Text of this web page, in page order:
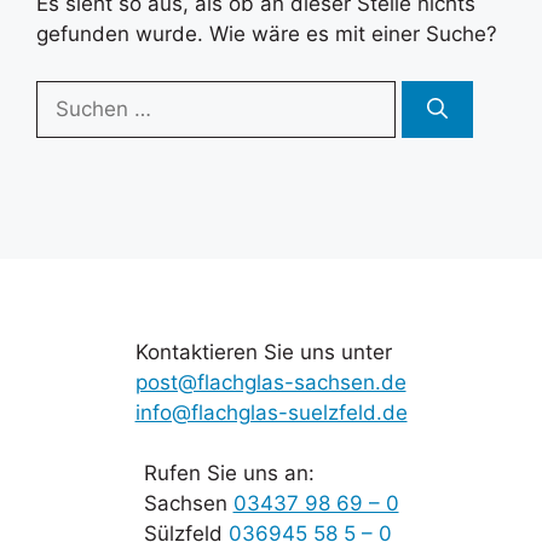
gefunden wurde. Wie wäre es mit einer Suche?
nach:
Kontaktieren Sie uns unter
post@flachglas-sachsen.de
info@flachglas-suelzfeld.de
Rufen Sie uns an:
Sachsen 03437 98 69 – 0
Sülzfeld 036945 58 5 – 0